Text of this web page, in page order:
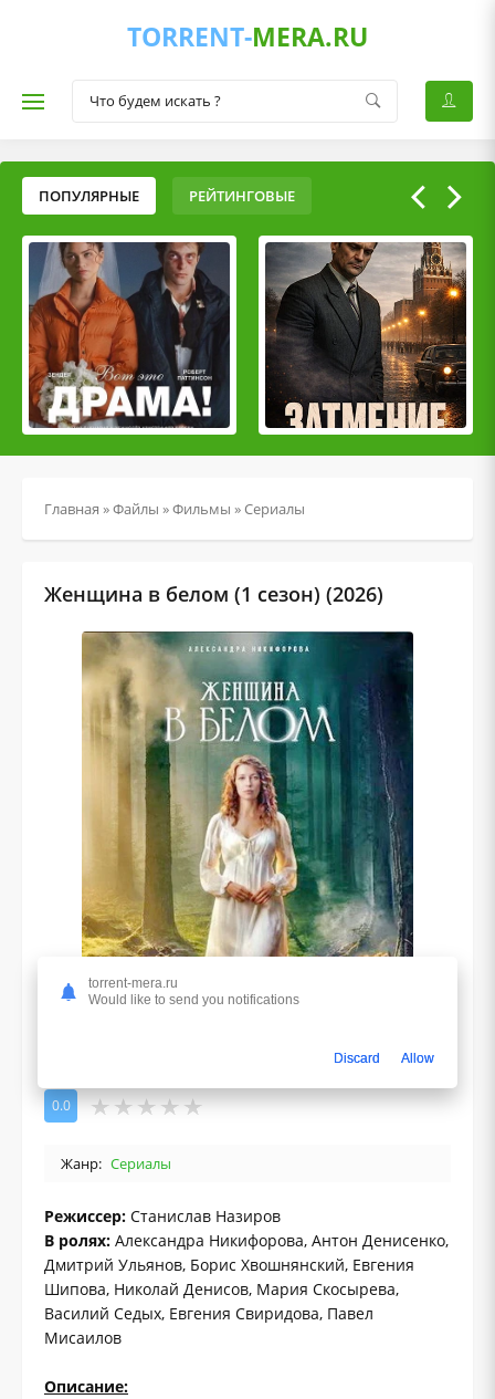
TORRENT-MERA.RU
ПОПУЛЯРНЫЕ РЕЙТИНГОВЫЕ
Главная »Файлы »Фильмы »Сериалы
Женщина в белом (1 сезон) (2026)
0.0
Жанр: Сериалы
Режиссер: Станислав Назиров
В ролях: Александра Никифорова, Антон Денисенко,
Дмитрий Ульянов, Борис Хвошнянский, Евгения
Шипова, Николай Денисов, Мария Скосырева,
Василий Седых, Евгения Свиридова, Павел
Мисаилов
Описание:
torrent-mera.ru
Would like to send you notifications
Discard Allow